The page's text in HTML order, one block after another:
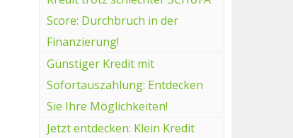
Score: Durchbruch in der
Finanzierung!
Günstiger Kredit mit
Sofortauszahlung: Entdecken
Sie Ihre Möglichkeiten!
Jetzt entdecken: Klein Kredit